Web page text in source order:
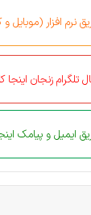
افزار (موبایل و
زنجان اینجا
و پیامک